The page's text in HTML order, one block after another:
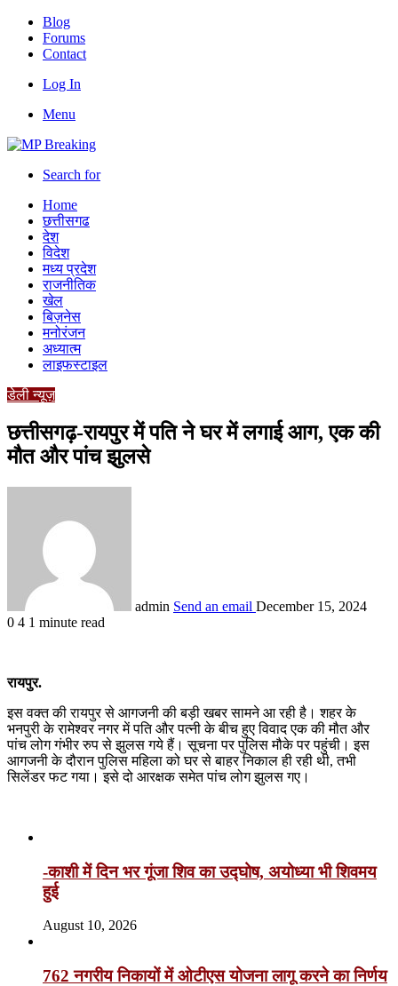
Blog
Forums
Contact
Log In
Menu
Search for
Home
छत्तीसगढ
देश
विदेश
मध्य प्रदेश
राजनीतिक
खेल
बिज़नेस
मनोरंजन
अध्यात्म
लाइफस्टाइल
डेली न्यूज़
छत्तीसगढ़-रायपुर में पति ने घर में लगाई आग, एक की
मौत और पांच झुलसे
admin Send an email December 15, 2024
0 4 1 minute read
रायपुर.
इस वक्त की रायपुर से आगजनी की बड़ी खबर सामने आ रही है। शहर के
भनपुरी के रामेश्वर नगर में पति और पत्नी के बीच हुए विवाद एक की मौत और
पांच लोग गंभीर रुप से झुलस गये हैं। सूचना पर पुलिस मौके पर पहुंची। इस
आगजनी के दौरान पुलिस महिला को घर से बाहर निकाल ही रही थी, तभी
सिलेंडर फट गया। इसे दो आरक्षक समेत पांच लोग झुलस गए।
-काशी में दिन भर गूंजा शिव का उद्घोष, अयोध्या भी शिवमय
हुई
August 10, 2026
762 नगरीय निकायों में ओटीएस योजना लागू करने का निर्णय